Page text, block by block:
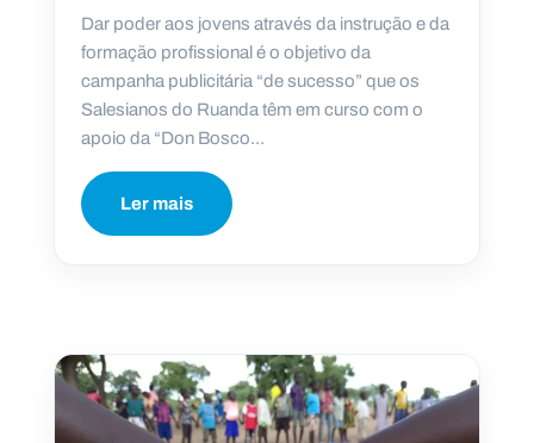
Dar poder aos jovens através da instrução e da
formação profissional é o objetivo da
campanha publicitária “de sucesso” que os
Salesianos do Ruanda têm em curso com o
apoio da “Don Bosco...
Ler mais